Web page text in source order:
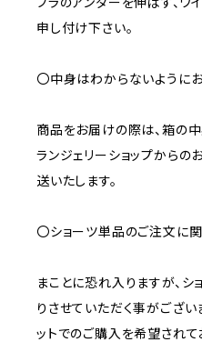
申し付け下さい。
〇中身はわからないように
商品をお届けの際は、箱の中
ランジェリーショップから
送いたします。
〇ショーツ単品のご注文に関
まことに恐れ入りますが、
りさせていただく事がござい
ットでのご購入を希望されて